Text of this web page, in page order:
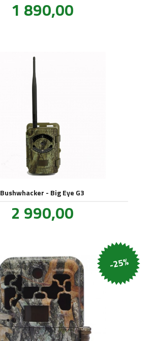
Pris
1 890,00mva.
Bushwhacker - Big Eye G3
Pris
2 990,00mva.
-25%